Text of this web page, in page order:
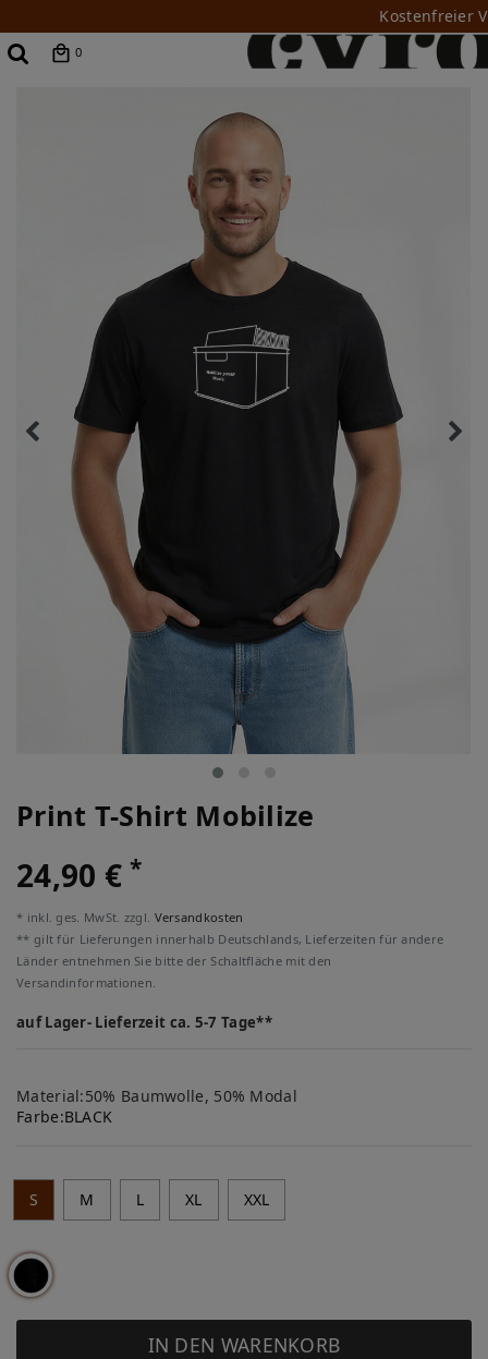
Kostenfreier
0
Print T-Shirt Mobilize
24,90 €*
* inkl. ges. MwSt. zzgl. Versandkosten
** gilt für Lieferungen innerhalb Deutschlands, Lieferzeiten für andere
Länder entnehmen Sie bitte der Schaltfläche mit den
Versandinformationen.
auf Lager- Lieferzeit ca. 5-7 Tage**
Material:50% Baumwolle, 50% Modal
Farbe:BLACK
S M L XL XXL
IN DEN WARENKORB